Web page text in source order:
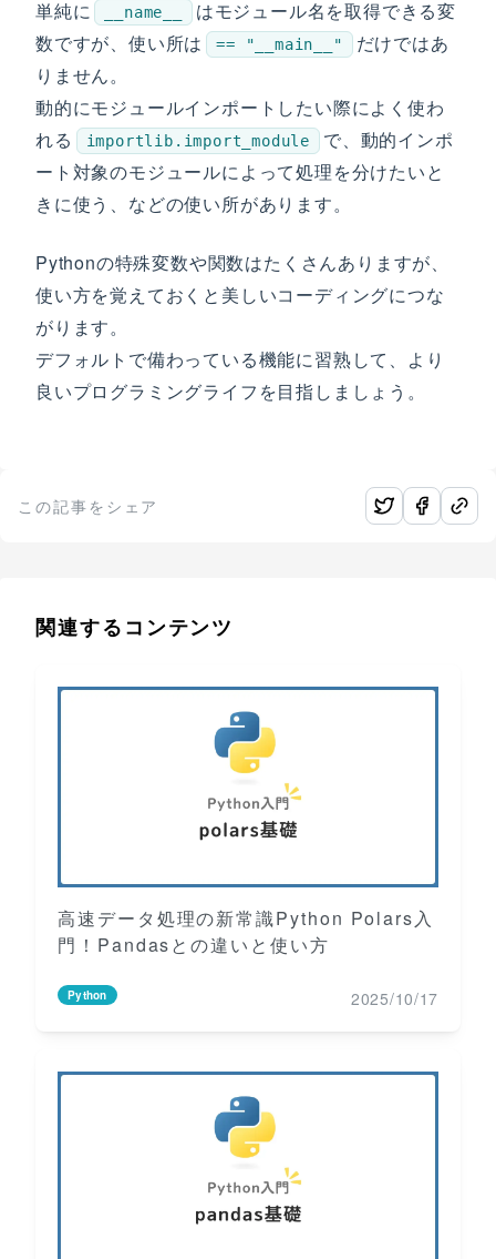
単純に __name__
はモジュール名を取得できる変
数ですが、使い所は
== "__main__"
だけではあ
りません。
動的にモジュールインポートしたい際によく使わ
れる
importlib.import_module
で、動的インポ
ート対象のモジュールによって処理を分けたいと
きに使う、などの使い所があります。
Pythonの特殊変数や関数はたくさんありますが、
使い方を覚えておくと美しいコーディングにつな
がります。
デフォルトで備わっている機能に習熟して、より
良いプログラミングライフを目指しましょう。
この記事をシェア
関連するコンテンツ
高速データ処理の新常識Python Polars入
門！Pandasとの違いと使い方
Python 2025/10/17